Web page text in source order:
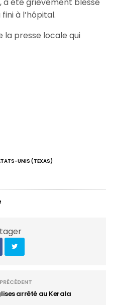
à l’hôpital.
la presse locale qui
UNIS (TEXAS)
arrêté au Kerala